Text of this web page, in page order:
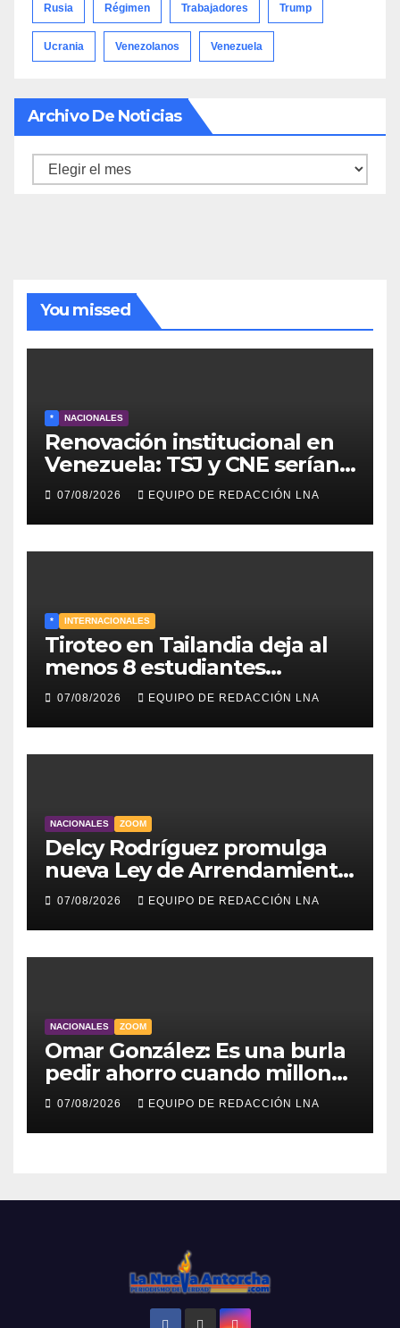
Rusia Régimen Trabajadores Trump
Ucrania Venezolanos Venezuela
Archivo De Noticias
Archivo
You missed
* NACIONALES
Renovación institucional en
Venezuela: TSJ y CNE serían
designados a finales de 2026
07/08/2026 EQUIPO DE REDACCIÓN LNA
* INTERNACIONALES
Tiroteo en Tailandia deja al
menos 8 estudiantes
muertos y 30 heridos
07/08/2026 EQUIPO DE REDACCIÓN LNA
NACIONALES ZOOM
Delcy Rodríguez promulga
nueva Ley de Arrendamiento
para atender a familias
damnificadas
07/08/2026 EQUIPO DE REDACCIÓN LNA
NACIONALES ZOOM
Omar González: Es una burla
pedir ahorro cuando millones
viven sin luz y sin agua
07/08/2026 EQUIPO DE REDACCIÓN LNA